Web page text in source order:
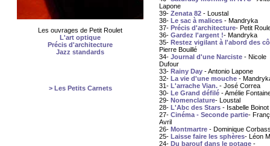
Les ouvrages de Petit Roulet
L'art optique
Précis d'architecture
Jazz standards
> Les Petits Carnets
Lapone
39- Zenata 82 - Loustal
38- Le sac à malices - Mandryka
37- Précis d'architecture- Petit
36- Gardez l'argent !- Mandryka
35- Restez vigilant à l'abord des
Pierre Bouillé
34- Journal d'une Narciste - Nicole
Dufour
33- Rainy Day - Antonio Lapone
32- La vie d'une mouche -
31- L'arrache Vian. - José Correa
30- Le Grand défilé - Amélie
29- Nomenclature- Loustal
28- L'Abc des Stars - Isabelle Boinot
27- Cinéma - Seconde partie-
Avril
26- Montmartre - Dominique
25- Laisse faire les sphères- Léon
24- Du barouf dans le potage -